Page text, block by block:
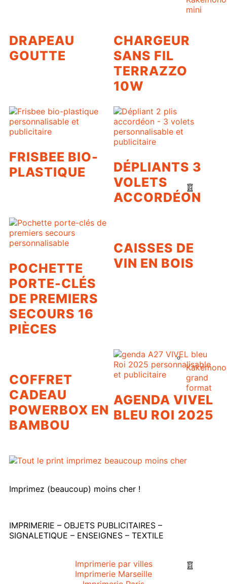
mini
Kakémono
grand
format
DRAPEAU
GOUTTE
CHARGEUR
SANS FIL
TERRAZZO
10W
FRISBEE BIO-
PLASTIQUE
DÉPLIANTS 3
VOLETS
ACCORDÉON
POCHETTE
PORTE-CLÉS
DE PREMIERS
SECOURS 16
PIÈCES
CAISSES DE
VIN EN BOIS
COFFRET
CADEAU
POWERBOX EN
BAMBOU
AGENDA VIVEL
BLEU ROI 2025
Imprimez (beaucoup) moins cher !
IMPRIMERIE – OBJETS PUBLICITAIRES –
SIGNALETIQUE – ENSEIGNES – TEXTILE
Imprimerie par villes
Imprimerie Marseille